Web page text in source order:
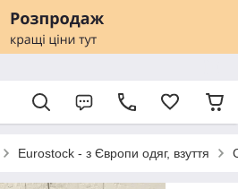
Eurostock - з Європи одяг, взуття